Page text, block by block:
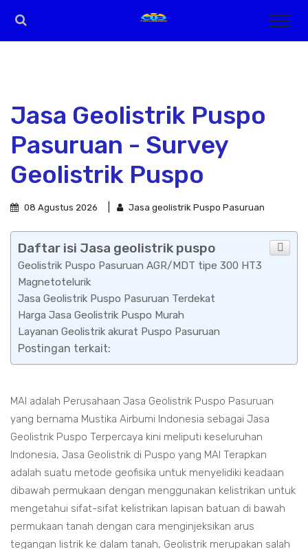
Jasa Geolistrik Puspo
Pasuruan - Survey
Geolistrik Puspo
08 Agustus 2026 Jasa geolistrik Puspo Pasuruan
Daftar isi Jasa geolistrik puspo
Geolistrik Puspo Pasuruan AGR/MDT tipe 300 HT3
Magnetotelurik
Jasa Geolistrik Puspo Pasuruan Terdekat
Harga Jasa Geolistrik Puspo Murah
Layanan Geolistrik akurat Puspo Pasuruan
Postingan terkait:
MAI adalah Perusahaan Jasa Geolistrik Puspo Pasuruan
yang bernama Mustika Airbumi Indonesia sebagai Jasa
Geolistrik Puspo Terpercaya kini meliputi keseluruhan
Indonesia, Jasa Geolistrik di Puspo yang MAI Terapkan
adalah suatu metode geofisika untuk menyelidiki keadaan
dibawah permukaan dengan menggunakan kelistrikan untuk
mengetahui sifat-sifat kelistrikan lapisan batuan di bawah
permukaan tanah dengan cara menginjeksikan arus
tegangan listrik ke dalam tanah, Geolistrik merupakan salah